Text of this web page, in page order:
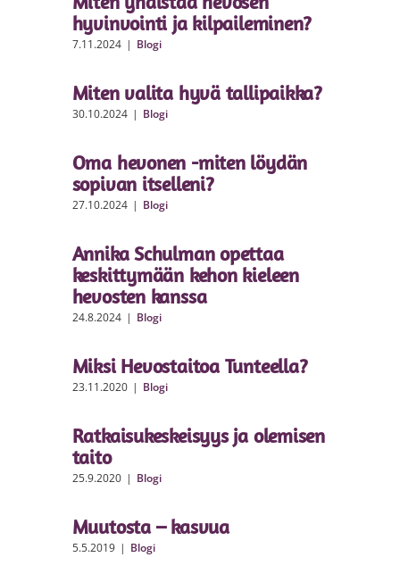
hyvinvointi ja kilpaileminen?
7.11.2024 | Blogi
Miten valita hyvä tallipaikka?
30.10.2024 | Blogi
Oma hevonen -miten löydän
sopivan itselleni?
27.10.2024 | Blogi
Annika Schulman opettaa
keskittymään kehon kieleen
hevosten kanssa
24.8.2024 | Blogi
Miksi Hevostaitoa Tunteella?
23.11.2020 | Blogi
Ratkaisukeskeisyys ja olemisen
taito
25.9.2020 | Blogi
Muutosta – kasvua
5.5.2019 | Blogi